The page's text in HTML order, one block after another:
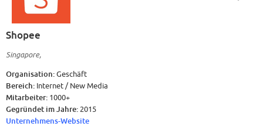
Shopee
Singapore,
Organisation:Geschäft
Bereich: Internet / New Media
Mitarbeiter: 1000+
Gegründet im Jahre: 2015
Unternehmens-Website